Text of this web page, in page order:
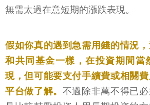
無需太過在意短期的漲跌表現。
假如你真的遇到急需用錢的情況
和共同基金一樣，在投資期間當
現，但可能要支付手續費或相關
平台做了解。 不過除非萬不得已